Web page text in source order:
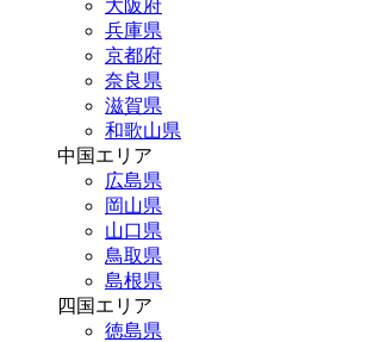
大阪府
兵庫県
京都府
奈良県
滋賀県
和歌山県
中国エリア
広島県
岡山県
山口県
鳥取県
島根県
四国エリア
徳島県